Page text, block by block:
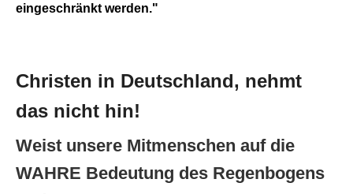
eingeschränkt werden."
Christen in Deutschland, nehmt
das nicht hin!
Weist unsere Mitmenschen auf die
WAHRE Bedeutung des Regenbogens